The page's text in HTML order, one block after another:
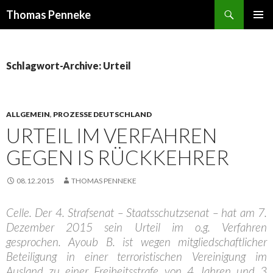
Thomas Penneke
Schlagwort-Archive: Urteil
ALLGEMEIN, PROZESSE DEUTSCHLAND
URTEIL IM VERFAHREN
GEGEN IS RÜCKKEHRER
08.12.2015 THOMAS PENNEKE
Celle. Der 4. Strafsenat – Staatsschutzsenat – hat am 7.
Dezember 2015 sein Urteil im o.g. Verfahren
gesprochen. Ayoub B. ist wegen mitgliedschaftlicher
Beteiligung in einer terroristischen Vereinigung im